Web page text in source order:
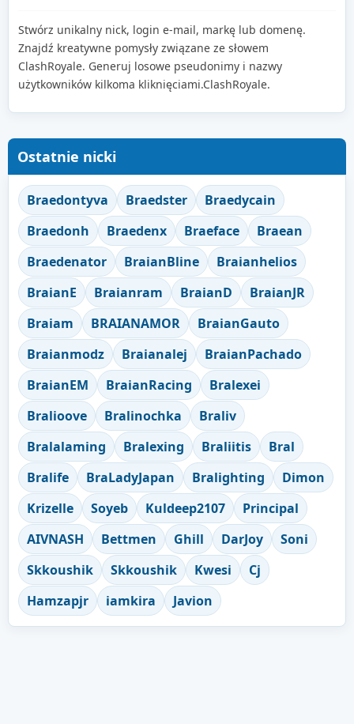
Stwórz unikalny nick, login e-mail, markę lub domenę.
Znajdź kreatywne pomysły związane ze słowem
ClashRoyale. Generuj losowe pseudonimy i nazwy
użytkowników kilkoma kliknięciami.ClashRoyale.
Ostatnie nicki
Braedontyva Braedster
Braedycain
Braedonh
Braedenx Braeface
Braean
Braedenator
BraianBline
Braianhelios
BraianE
Braianram BraianD
BraianJR
Braiam
BRAIANAMOR
BraianGauto
Braianmodz
Braianalej
BraianPachado
BraianEM
BraianRacing
Bralexei
Bralioove
Bralinochka
Braliv
Bralalaming
Bralexing Braliitis
Bral
Bralife
BraLadyJapan Bralighting
Dimon
Krizelle
Soyeb Kuldeep2107
Principal
AIVNASH
Bettmen Ghill DarJoy
Soni
Skkoushik
Skkoushik Kwesi
Cj
Hamzapjr
iamkira Javion